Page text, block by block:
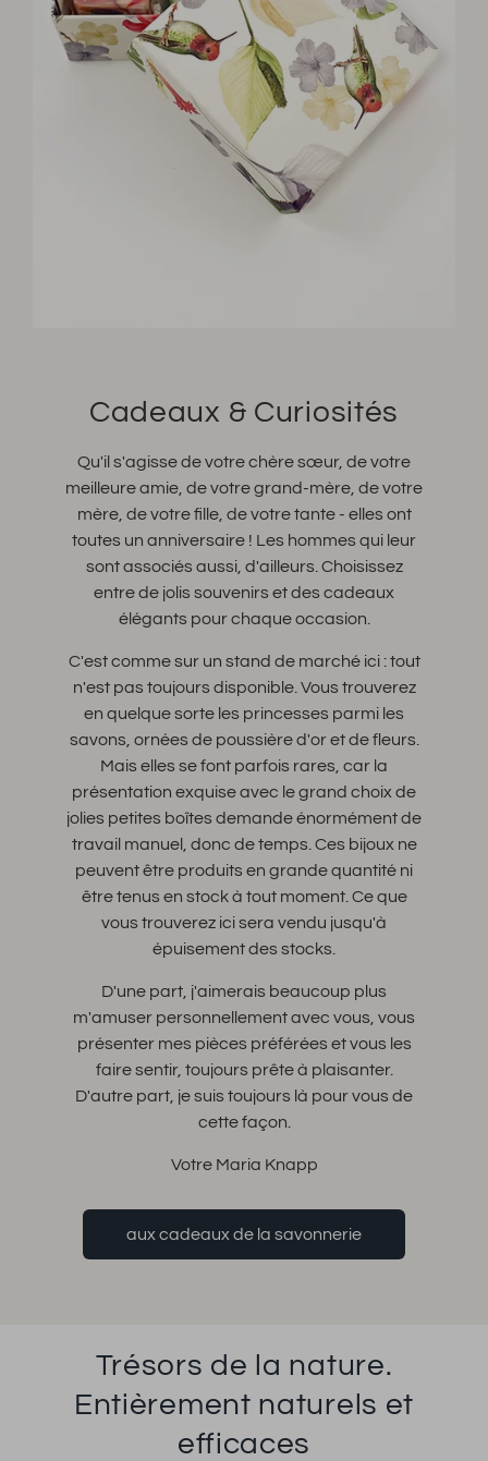
Cadeaux & Curiosités
Qu'il s'agisse de votre chère sœur, de votre
meilleure amie, de votre grand-mère, de votre
mère, de votre fille, de votre tante - elles ont
toutes un anniversaire ! Les hommes qui leur
sont associés aussi, d'ailleurs. Choisissez
entre de jolis souvenirs et des cadeaux
élégants pour chaque occasion.
C'est comme sur un stand de marché ici : tout
n'est pas toujours disponible. Vous trouverez
en quelque sorte les princesses parmi les
savons, ornées de poussière d'or et de fleurs.
Mais elles se font parfois rares, car la
présentation exquise avec le grand choix de
jolies petites boîtes demande énormément de
travail manuel, donc de temps. Ces bijoux ne
peuvent être produits en grande quantité ni
être tenus en stock à tout moment. Ce que
vous trouverez ici sera vendu jusqu'à
épuisement des stocks.
D'une part, j'aimerais beaucoup plus
m'amuser personnellement avec vous, vous
présenter mes pièces préférées et vous les
faire sentir, toujours prête à plaisanter.
D'autre part, je suis toujours là pour vous de
cette façon.
Votre Maria Knapp
aux cadeaux de la savonnerie
Trésors de la nature.
Entièrement naturels et
efficaces